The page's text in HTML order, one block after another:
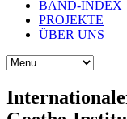
BAND-INDEX
PROJEKTE
ÜBER UNS